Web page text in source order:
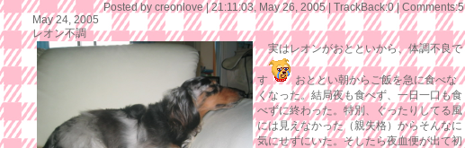
Posted by creonlove |21:11:03, May 26, 2005| TrackBack:0| Comments:5
May 24, 2005
レオン不調
実はレオンがおとといから、体調不良で
す
おととい朝からご飯を急に食べな
くなった。結局夜も食べず、一日一口も食
べずに終わった。特別、ぐったりしてる風
には見えなかった（親失格）からそんなに
気にせずにいた。そしたら夜血便が出て初